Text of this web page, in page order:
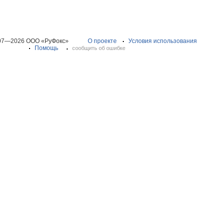
ООО «РуФокс» О проекте Условия использования
Помощь
сообщить об ошибке